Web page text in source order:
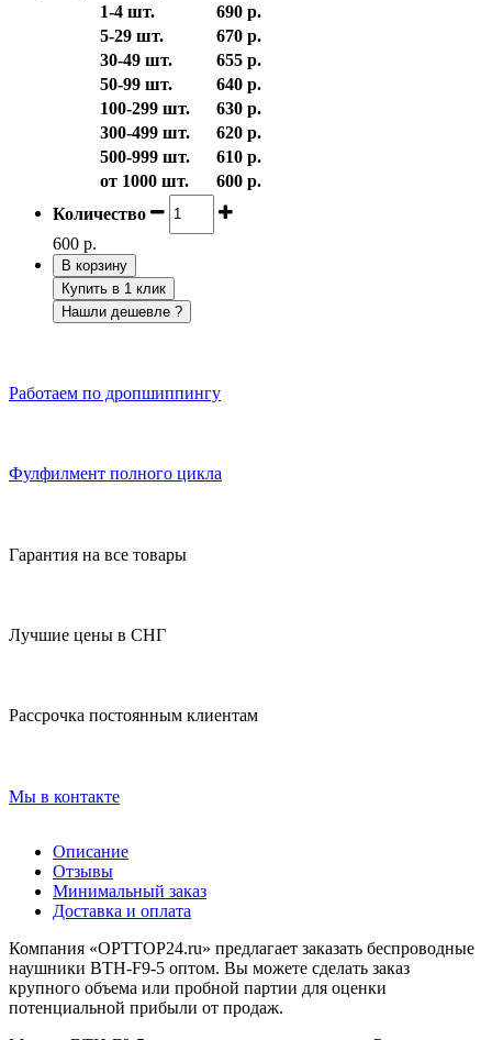
1-4 шт.
690 р.
5-29 шт.
670 р.
30-49 шт.
655 р.
50-99 шт.
640 р.
100-299 шт.
630 р.
300-499 шт.
620 р.
500-999 шт.
610 р.
от 1000 шт.
600 р.
Количество
600 р.
В корзину
Купить в 1 клик
Нашли дешевле ?
Работаем по дропшиппингу
Фулфилмент полного цикла
Гарантия на все товары
Лучшие цены в СНГ
Рассрочка постоянным клиентам
Мы в контакте
Описание
Отзывы
Минимальный заказ
Доставка и оплата
Компания «OPTTOP24.ru» предлагает заказать беспроводные
наушники BTH-F9-5 оптом. Вы можете сделать заказ
крупного объема или пробной партии для оценки
потенциальной прибыли от продаж.